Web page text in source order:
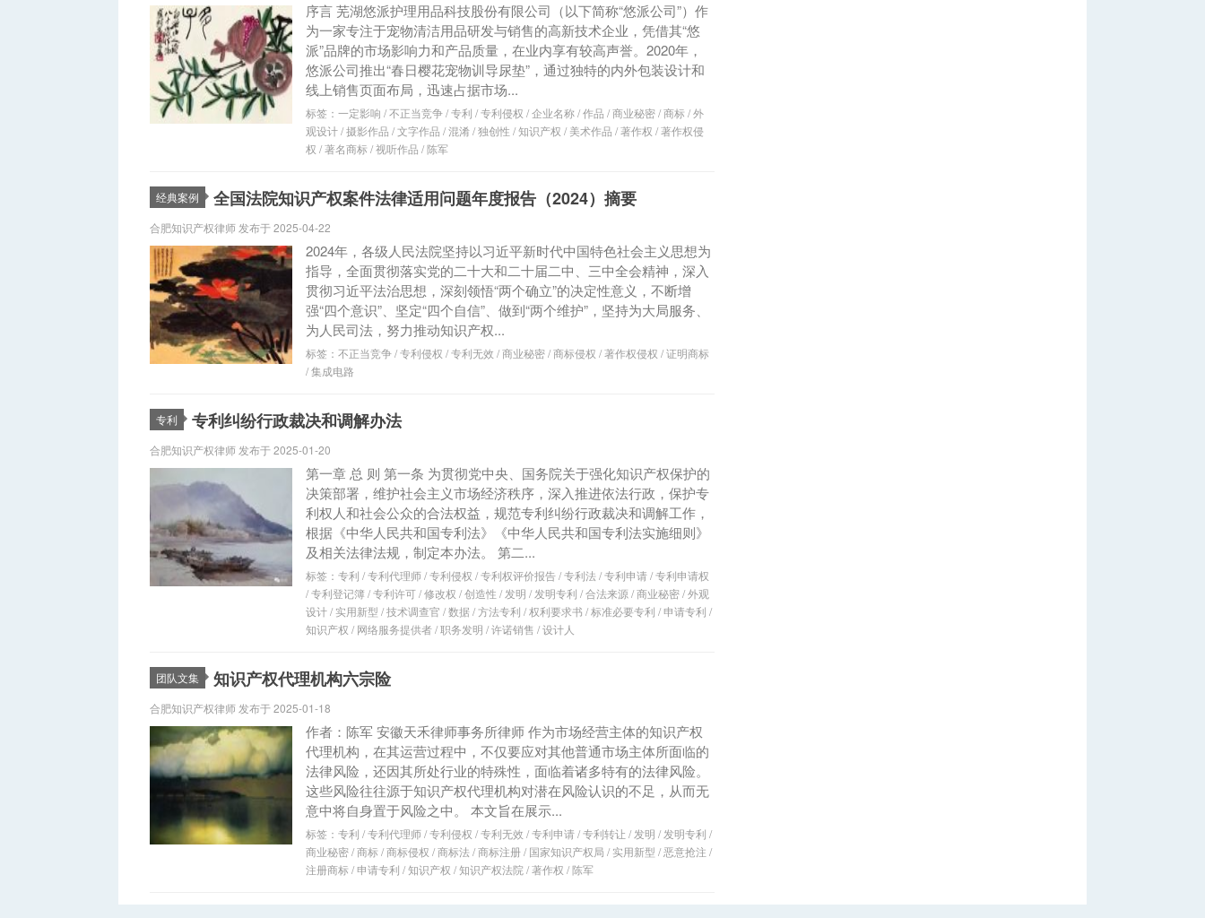
序言 芜湖悠派护理用品科技股份有限公司（以下简称“悠派公司”）作
为一家专注于宠物清洁用品研发与销售的高新技术企业，凭借其“悠
派”品牌的市场影响力和产品质量，在业内享有较高声誉。2020年，
悠派公司推出“春日樱花宠物训导尿垫”，通过独特的内外包装设计和
线上销售页面布局，迅速占据市场...
标签：一定影响 /不正当竞争/专利 /专利侵权 /企业名称/作品 /商业秘密/商标 /外
观设计/摄影作品 /文字作品 /混淆/独创性 /知识产权 / 美术作品 /著作权 /著作权侵
权 /著名商标 /视听作品 /陈军
经典案例 全国法院知识产权案件法律适用问题年度报告（2024）摘要
合肥知识产权律师 发布于 2025-04-22
2024年，各级人民法院坚持以习近平新时代中国特色社会主义思想为
指导，全面贯彻落实党的二十大和二十届二中、三中全会精神，深入
贯彻习近平法治思想，深刻领悟“两个确立”的决定性意义，不断增
强“四个意识”、坚定“四个自信”、做到“两个维护”，坚持为大局服务、
为人民司法，努力推动知识产权...
标签：不正当竞争/专利侵权 /专利无效 /商业秘密/商标侵权 /著作权侵权 /证明商标
/集成电路
专利 专利纠纷行政裁决和调解办法
合肥知识产权律师 发布于 2025-01-20
第一章 总 则 第一条 为贯彻党中央、国务院关于强化知识产权保护的
决策部署，维护社会主义市场经济秩序，深入推进依法行政，保护专
利权人和社会公众的合法权益，规范专利纠纷行政裁决和调解工作，
根据《中华人民共和国专利法》《中华人民共和国专利法实施细则》
及相关法律法规，制定本办法。 第二...
标签：专利 /专利代理师/专利侵权 /专利权评价报告/专利法 /专利申请/专利申请权
/专利登记簿 /专利许可/修改权 /创造性 / 发明 / 发明专利 /合法来源 /商业秘密/外观
设计/ 实用新型 /技术调查官 /数据/方法专利 /权利要求书 /标准必要专利 /申请专利 /
知识产权 / 网络服务提供者/职务发明 /许诺销售 /设计人
团队文集 知识产权代理机构六宗险
合肥知识产权律师 发布于 2025-01-18
作者：陈军 安徽天禾律师事务所律师 作为市场经营主体的知识产权
代理机构，在其运营过程中，不仅要应对其他普通市场主体所面临的
法律风险，还因其所处行业的特殊性，面临着诸多特有的法律风险。
这些风险往往源于知识产权代理机构对潜在风险认识的不足，从而无
意中将自身置于风险之中。 本文旨在展示...
标签：专利 /专利代理师/专利侵权 /专利无效 /专利申请/专利转让 / 发明 / 发明专利 /
商业秘密/商标 /商标侵权 /商标法 /商标注册/ 国家知识产权局 / 实用新型 /恶意抢注 /
注册商标 /申请专利 /知识产权 /知识产权法院 /著作权 /陈军